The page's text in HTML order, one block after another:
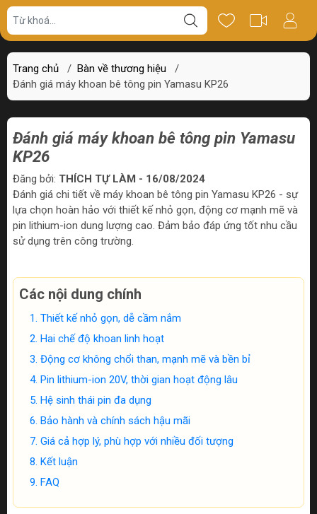
Trang chủ / Bàn về thương hiệu
/
Đánh giá máy khoan bê tông pin Yamasu KP26
Đánh giá máy khoan bê tông pin Yamasu
KP26
Đăng bởi: THÍCH TỰ LÀM - 16/08/2024
Đánh giá chi tiết về máy khoan bê tông pin Yamasu KP26 - sự
lựa chọn hoàn hảo với thiết kế nhỏ gọn, động cơ mạnh mẽ và
pin lithium-ion dung lượng cao. Đảm bảo đáp ứng tốt nhu cầu
sử dụng trên công trường.
Các nội dung chính
Thiết kế nhỏ gọn, dễ cầm nắm
Hai chế độ khoan linh hoạt
Động cơ không chổi than, mạnh mẽ và bền bỉ
Pin lithium-ion 20V, thời gian hoạt động lâu
Hệ sinh thái pin đa dụng
Bảo hành và chính sách hậu mãi
Giá cả hợp lý, phù hợp với nhiều đối tượng
Kết luận
FAQ